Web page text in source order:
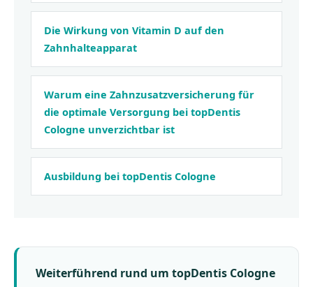
Die Wirkung von Vitamin D auf den
Zahnhalte­apparat
Warum eine Zahnzusatz­versicherung für
die optimale Versorgung bei topDentis
Cologne unverzichtbar ist
Ausbildung bei topDentis Cologne
Weiterführend rund um topDentis Cologne